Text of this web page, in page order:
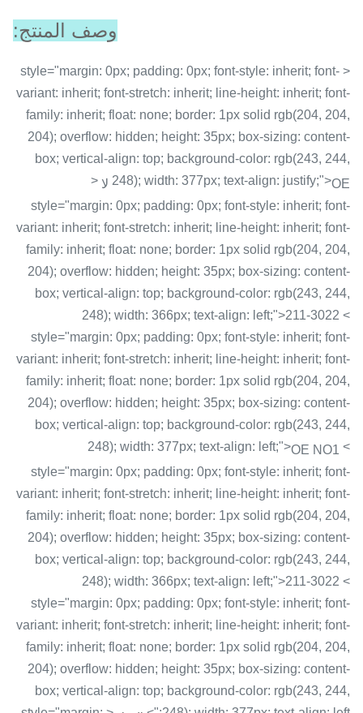
وصف المنتج:
< style="margin: 0px; padding: 0px; font-style: inherit; font-
variant: inherit; font-stretch: inherit; line-height: inherit; font-
family: inherit; float: none; border: 1px solid rgb(204, 204,
204); overflow: hidden; height: 35px; box-sizing: content-
box; vertical-align: top; background-color: rgb(243, 244,
248); width: 377px; text-align: justify;">OE لا
<
style="margin: 0px; padding: 0px; font-style: inherit; font-
variant: inherit; font-stretch: inherit; line-height: inherit; font-
family: inherit; float: none; border: 1px solid rgb(204, 204,
204); overflow: hidden; height: 35px; box-sizing: content-
box; vertical-align: top; background-color: rgb(243, 244,
248); width: 366px; text-align: left;">211-3022 <
style="margin: 0px; padding: 0px; font-style: inherit; font-
variant: inherit; font-stretch: inherit; line-height: inherit; font-
family: inherit; float: none; border: 1px solid rgb(204, 204,
204); overflow: hidden; height: 35px; box-sizing: content-
box; vertical-align: top; background-color: rgb(243, 244,
248); width: 377px; text-align: left;">OE NO1 <
style="margin: 0px; padding: 0px; font-style: inherit; font-
variant: inherit; font-stretch: inherit; line-height: inherit; font-
family: inherit; float: none; border: 1px solid rgb(204, 204,
204); overflow: hidden; height: 35px; box-sizing: content-
box; vertical-align: top; background-color: rgb(243, 244,
248); width: 366px; text-align: left;">211-3022 <
style="margin: 0px; padding: 0px; font-style: inherit; font-
variant: inherit; font-stretch: inherit; line-height: inherit; font-
family: inherit; float: none; border: 1px solid rgb(204, 204,
204); overflow: hidden; height: 35px; box-sizing: content-
box; vertical-align: top; background-color: rgb(243, 244,